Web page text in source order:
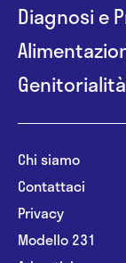
Diagnosi e
Genitorialità
Chi siamo
Contattaci
Privacy
Modello 231